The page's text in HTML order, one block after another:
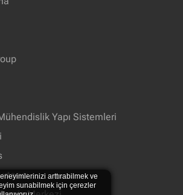
Yapı Sistemleri
arttırabilmek ve
sunabilmek için çerezler